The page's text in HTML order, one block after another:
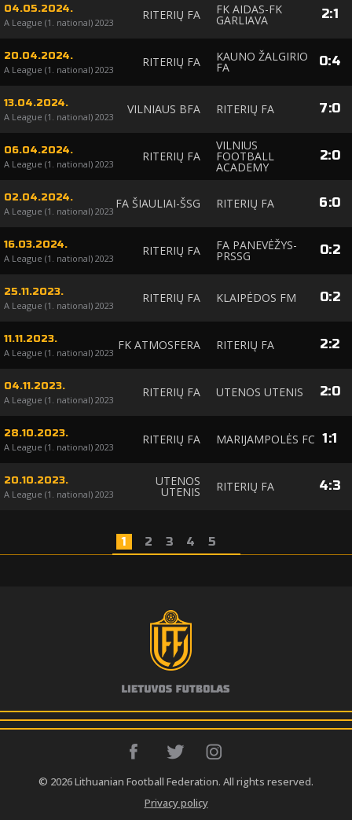
04.05.2024.
A League (1. national) 2023
RITERIŲ FA FK AIDAS-FK
GARLIAVA 2:1
20.04.2024.
A League (1. national) 2023
RITERIŲ FA KAUNO ŽALGIRIO
FA 0:4
13.04.2024.
A League (1. national) 2023
VILNIAUS BFA RITERIŲ FA 7:0
06.04.2024.
A League (1. national) 2023
RITERIŲ FA
VILNIUS
FOOTBALL
ACADEMY
2:0
02.04.2024.
A League (1. national) 2023
FA ŠIAULIAI-ŠSG RITERIŲ FA 6:0
16.03.2024.
A League (1. national) 2023
RITERIŲ FA FA PANEVĖŽYS-
PRSSG 0:2
25.11.2023.
A League (1. national) 2023
RITERIŲ FA KLAIPĖDOS FM 0:2
11.11.2023.
A League (1. national) 2023
FK ATMOSFERA RITERIŲ FA 2:2
04.11.2023.
A League (1. national) 2023
RITERIŲ FA UTENOS UTENIS 2:0
28.10.2023.
A League (1. national) 2023
RITERIŲ FA MARIJAMPOLĖS FC 1:1
20.10.2023.
A League (1. national) 2023
UTENOS
UTENIS RITERIŲ FA 4:3
1 2 3 4 5
© 2026 Lithuanian Football Federation. All rights reserved.
Privacy policy